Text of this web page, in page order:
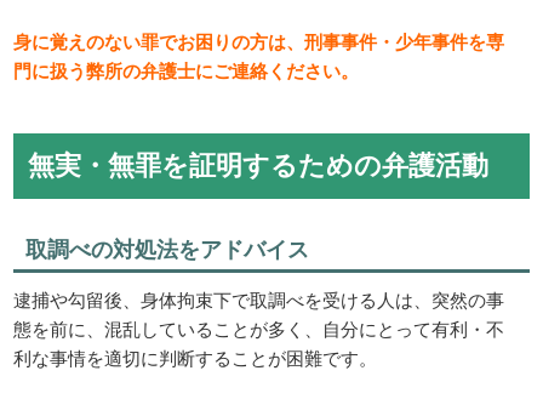
身に覚えのない罪でお困りの方は、刑事事件・少年事件を専
門に扱う弊所の弁護士にご連絡ください。
無実・無罪を証明するための弁護活動
取調べの対処法をアドバイス
逮捕や勾留後、身体拘束下で取調べを受ける人は、突然の事
態を前に、混乱していることが多く、自分にとって有利・不
利な事情を適切に判断することが困難です。